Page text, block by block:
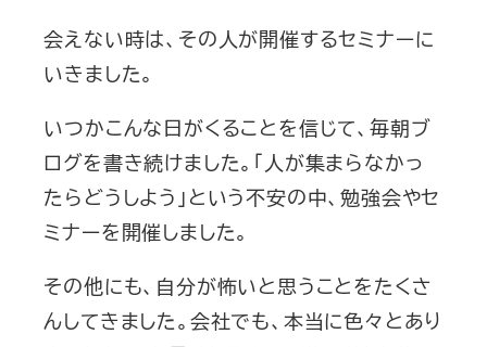
会えない時は、その人が開催するセミナーに
いきました。
いつかこんな日がくることを信じて、毎朝ブ
ログを書き続けました。「人が集まらなかっ
たらどうしよう」という不安の中、勉強会やセ
ミナーを開催しました。
その他にも、自分が怖いと思うことをたくさ
んしてきました。会社でも、本当に色々とあり